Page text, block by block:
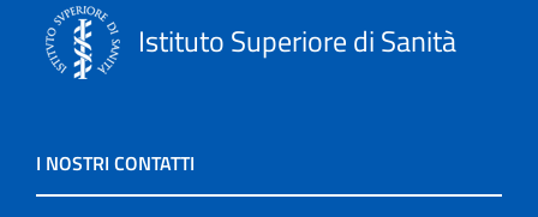
Istituto Superiore di Sanità
I NOSTRI CONTATTI